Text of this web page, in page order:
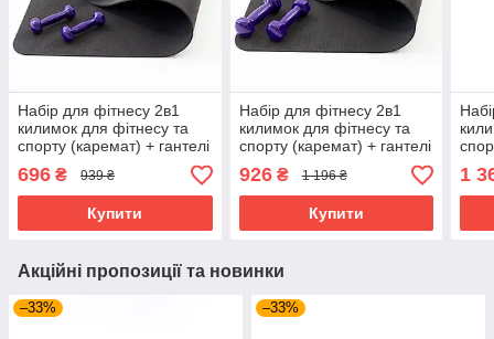
Набір для фітнесу 2в1
килимок для фітнесу та
спорту (каремат) + гантелі
2шт по 0.5 кг OSPORT Set
13 (n-0044) Фіолетовий
696 ₴ 939 ₴
Купити
Набір для фітнесу 2в1
килимок для фітнесу та
спорту (каремат) + гантелі
2шт по 1 кг OSPORT Set
14 (n-0045) Фіолетовий
926₴ 1 196 ₴
Купити
2шт
16
1
Акційні пропозиції та новинки
–33% –33%